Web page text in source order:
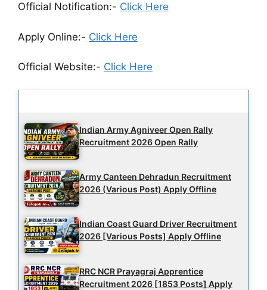
Official Notification:- Click Here
Apply Online:- Click Here
Official Website:- Click Here
Indian Army Agniveer Open Rally
Recruitment 2026 Open Rally
Army Canteen Dehradun Recruitment
2026 (Various Post) Apply Offline
Indian Coast Guard Driver Recruitment
2026 [Various Posts] Apply Offline
RRC NCR Prayagraj Apprentice
Recruitment 2026 [1853 Posts] Apply